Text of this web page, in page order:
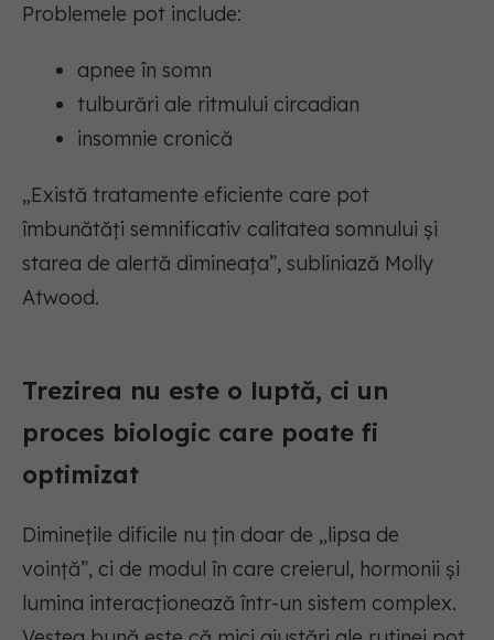
Problemele pot include:
apnee în somn
tulburări ale ritmului circadian
insomnie cronică
„Există tratamente eficiente care pot
îmbunătăți semnificativ calitatea somnului și
starea de alertă dimineața”, subliniază Molly
Atwood.
Trezirea nu este o luptă, ci un
proces biologic care poate fi
optimizat
Diminețile dificile nu țin doar de „lipsa de
voință”, ci de modul în care creierul, hormonii și
lumina interacționează într-un sistem complex.